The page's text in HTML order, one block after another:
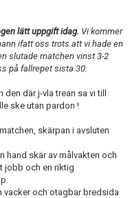
lätt uppgift idag. Vi kommer
ifatt oss trots att vi hade en
slutade matchen vinst 3-2
på fallrepet sista 30.
den där j-vla trean sa vi till
ske utan pardon !
skärpan i avsluten
hand skär av målvakten och
jobb och en riktig
vacker och otagbar bredsida